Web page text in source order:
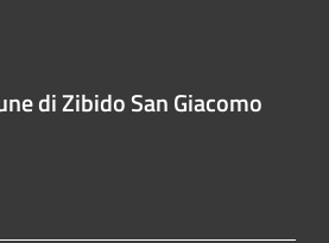
di Zibido San Giacomo